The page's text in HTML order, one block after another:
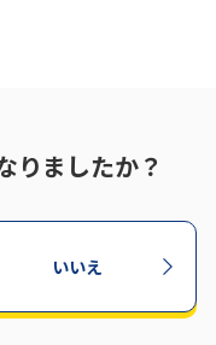
サポートサイトの使い方
工事・故障情報通知
りましたか？
いいえ